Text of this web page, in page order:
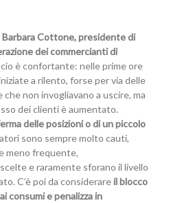
Barbara Cottone, presidente di
dei commercianti di
è confortante: nelle prime ore
a rilento, forse per via delle
non invogliavano a uscire, ma
dei clienti è aumentato.
delle posizioni o di un piccolo
sono sempre molto cauti,
meno frequente,
e raramente sforano il livello
C’è poi da considerareil blocco
consumi e penalizza in